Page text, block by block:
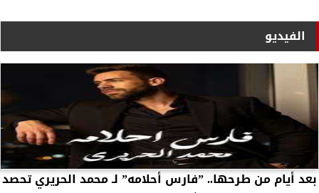
الفيديو
بعد أيام من طرحها.. ”فارس أحلامه” لـ محمد الحريري تحصد